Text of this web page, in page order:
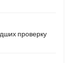
проверку